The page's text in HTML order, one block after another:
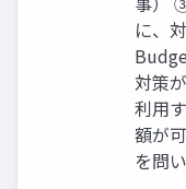
に、
対策
利用
額が
を問